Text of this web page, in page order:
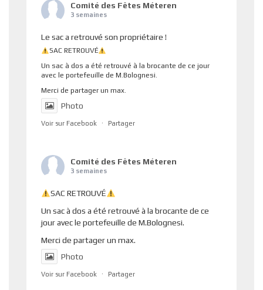
Comité des Fêtes Méteren
3 semaines
Le sac a retrouvé son propriétaire !
SAC RETROUVÉ
Un sac à dos a été retrouvé à la brocante de ce jour
avec le portefeuille de M.Bolognesi.
Merci de partager un max.
Photo
Voir sur Facebook · Partager
Comité des Fêtes Méteren
3 semaines
SAC RETROUVÉ
Un sac à dos a été retrouvé à la brocante de ce
jour avec le portefeuille de M.Bolognesi.
Merci de partager un max.
Photo
Voir sur Facebook · Partager